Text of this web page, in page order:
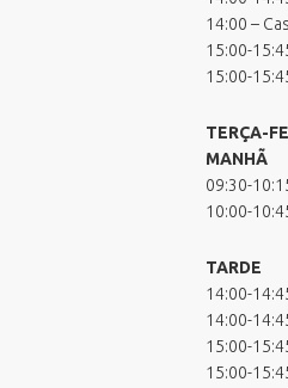
14:00 –
15:00-
15:00-
TERÇA-
MANHÃ
09:30-
10:00-
TARDE
14:00-
14:00-
15:00-
15:00-